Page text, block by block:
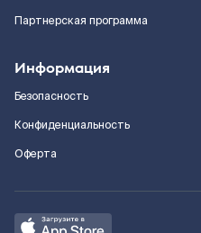
Партнерская программа
Информация
Безопасность
Конфиденциальность
Оферта